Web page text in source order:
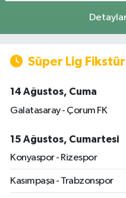
Süper Lig Fikstür
14 Ağustos, Cuma
Galatasaray - Çorum FK
15 Ağustos, Cumartesi
Konyaspor - Rizespor
Kasımpaşa - Trabzonspor